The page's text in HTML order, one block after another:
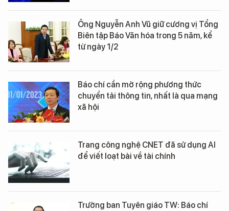
Ông Nguyễn Anh Vũ giữ cương vị Tổng
Biên tập Báo Văn hóa trong 5 năm, kể
từ ngày 1/2
Báo chí cần mở rộng phương thức
chuyển tải thông tin, nhất là qua mạng
xã hội
Trang công nghệ CNET đã sử dụng AI
để viết loạt bài về tài chính
Trưởng ban Tuyên giáo TW: Báo chí